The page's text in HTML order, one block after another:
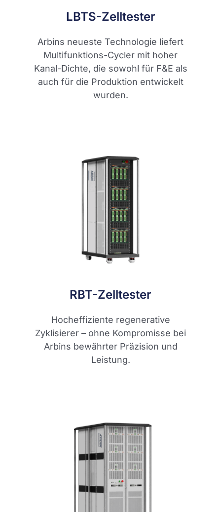
LBTS-Zelltester
Arbins neueste Technologie liefert
Multifunktions-Cycler mit hoher
Kanal-Dichte, die sowohl für F&E als
auch für die Produktion entwickelt
wurden.
RBT-Zelltester
Hocheffiziente regenerative
Zyklisierer – ohne Kompromisse bei
Arbins bewährter Präzision und
Leistung.